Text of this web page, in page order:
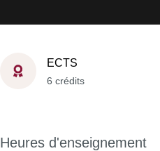
ECTS
6 crédits
Heures d'enseignement